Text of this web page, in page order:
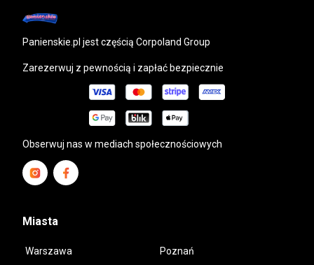
panienskie.pl jest częścią Corpoland Group
Zarezerwuj z pewnością i zapłać bezpiecznie
Obserwuj nas w mediach społecznościowych
Miasta
Warszawa
Poznań